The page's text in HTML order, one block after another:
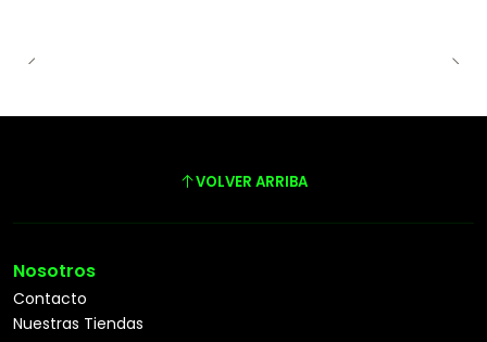
VOLVER ARRIBA
Nosotros
Contacto
Nuestras Tiendas